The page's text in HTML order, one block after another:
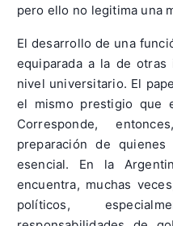
pero ello no legitima una
El desarrollo de una
equiparada a la de
nivel universitario. El
el mismo prestigio que
Corresponde,
preparación de
esencial. En la
encuentra, muchas
políticos,